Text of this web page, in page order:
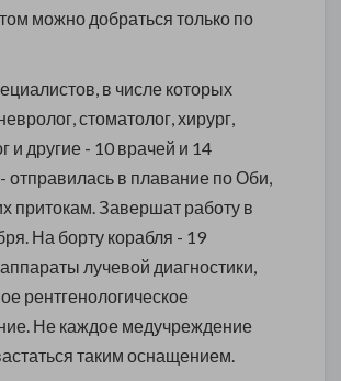
можно добраться только по
в числе которых
стоматолог, хирург,
и другие - 10 врачей и 14
отправилась в плавание по Оби,
притокам. Завершат работу в
На борту корабля - 19
лучевой диагностики,
рентгенологическое
Не каждое медучреждение
таким оснащением.